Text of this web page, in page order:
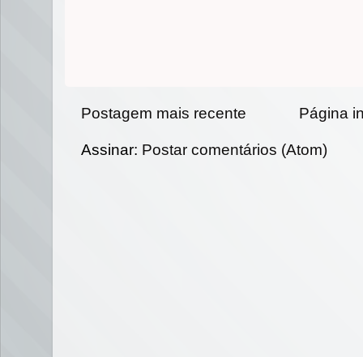
Postagem mais recente Página
Assinar: Postar comentários (Atom)